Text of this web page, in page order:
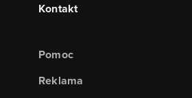
Kontakt
Pomoc
Reklama